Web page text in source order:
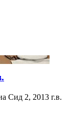
Сид 2, 2013 г.в.